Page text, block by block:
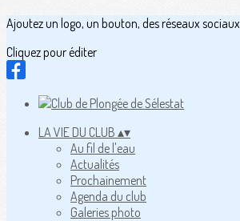
Ajoutez un logo, un bouton, des réseaux sociaux
Cliquez pour éditer
LA VIE DU CLUB ▴▾
Au fil de l'eau
Actualités
Prochainement
Agenda du club
Galeries photo